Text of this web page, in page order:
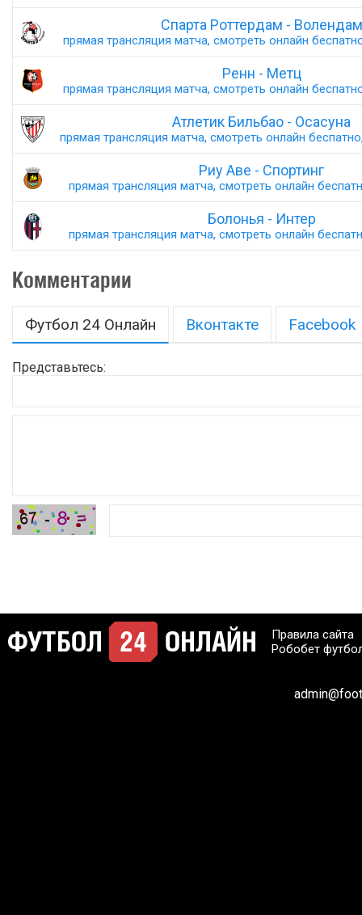
Спарта Роттердам - Волендам
прямая трансляция матча, смотреть онлайн
Ренн - Метц
прямая трансляция матча, смотреть онлайн
Атлетик Бильбао - Осасуна
прямая трансляция матча, смотреть онлайн
Риу Аве - Спортинг
прямая трансляция матча, смотреть онлайн
Болонья - Интер
прямая трансляция матча, смотреть онлайн
Комментарии
Футбол 24 Онлайн Вконтакте Facebook
Представьтесь:
Правила сайта
Робобет